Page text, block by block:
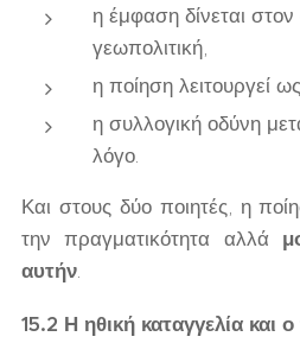
η έμφαση δίνεται
γεωπολιτική,
η ποίηση λειτουργεί
η συλλογική οδύνη
λόγο.
Και στους δύο ποιητές, η
την πραγματικότητα αλλά
αυτήν.
15.2 Η ηθική καταγγελία και